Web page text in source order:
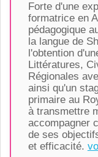
Forte d'une
formatrice en
pédagogique
la langue de
l'obtention
Littératures,
Régionales
ainsi qu'un
primaire au
à transmettre
accompagner
de ses
et efficacité.